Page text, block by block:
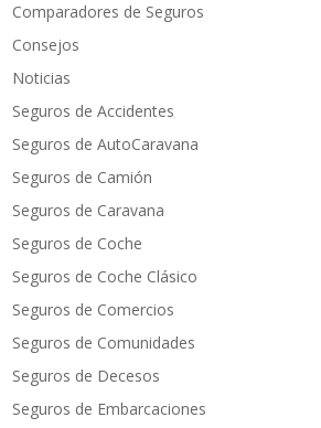
Comparadores de Seguros
Consejos
Noticias
Seguros de Accidentes
Seguros de AutoCaravana
Seguros de Camión
Seguros de Caravana
Seguros de Coche
Seguros de Coche Clásico
Seguros de Comercios
Seguros de Comunidades
Seguros de Decesos
Seguros de Embarcaciones